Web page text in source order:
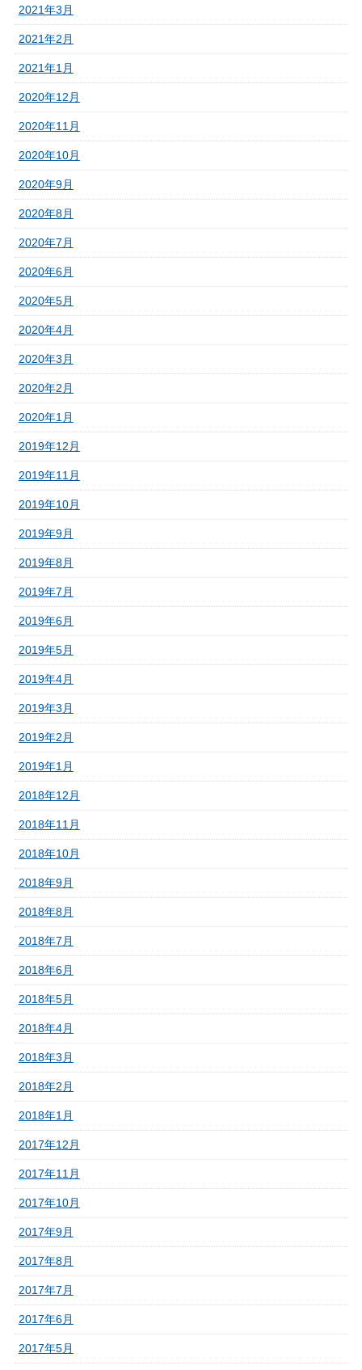
2021年3月
2021年2月
2021年1月
2020年12月
2020年11月
2020年10月
2020年9月
2020年8月
2020年7月
2020年6月
2020年5月
2020年4月
2020年3月
2020年2月
2020年1月
2019年12月
2019年11月
2019年10月
2019年9月
2019年8月
2019年7月
2019年6月
2019年5月
2019年4月
2019年3月
2019年2月
2019年1月
2018年12月
2018年11月
2018年10月
2018年9月
2018年8月
2018年7月
2018年6月
2018年5月
2018年4月
2018年3月
2018年2月
2018年1月
2017年12月
2017年11月
2017年10月
2017年9月
2017年8月
2017年7月
2017年6月
2017年5月